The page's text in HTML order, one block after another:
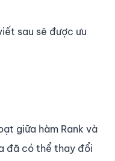
sau sẽ được ưu
giữa hàm Rank và
đã có thể thay đổi